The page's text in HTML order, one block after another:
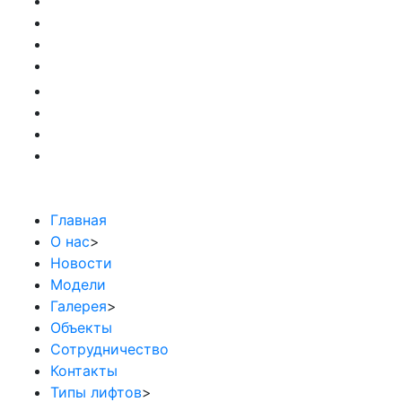
Главная
О нас>
Новости
Модели
Галерея>
Объекты
Сотрудничество
Контакты
Типы лифтов>